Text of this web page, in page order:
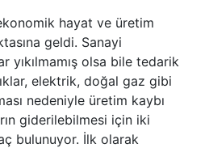
hayat ve üretim
geldi. Sanayi
yıkılmamış olsa bile tedarik
elektrik, doğal gaz gibi
nedeniyle üretim kaybı
giderilebilmesi için iki
bulunuyor. İlk olarak